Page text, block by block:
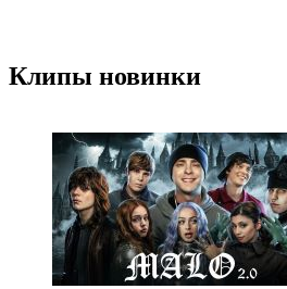
Клипы новинки